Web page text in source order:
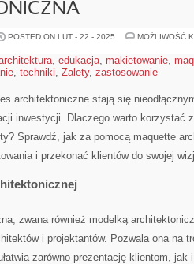
POSTED ON LUT - 22 - 2025
MOŻLIWOŚĆ
, edukacja, makietowanie,
, techniki, Zalety, zastosowanie
architektoniczne stają ‍się
inwestycji. Dlaczego warto korzystać
Sprawdź, ⁤jak za pomocą maquette
⁢i⁢ przekonać klientów ⁣do swojej‌
zwana również⁤ modelką
⁢i projektantów. Pozwala ona na
zarówno prezentację klientom,